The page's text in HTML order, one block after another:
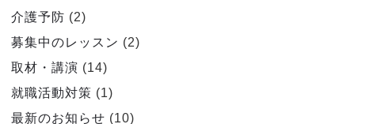
介護予防 (2)
募集中のレッスン (2)
取材・講演 (14)
就職活動対策 (1)
最新のお知らせ (10)